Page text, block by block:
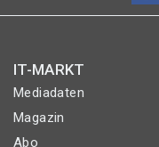
IT-MARKT
Mediadaten
Magazin
Abo